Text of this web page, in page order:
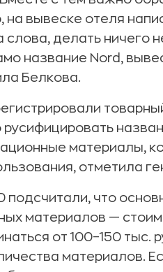
на вывеске отеля
делать ничего
название Nord,
Белкова.
материалы,
отметила
подсчитали, что
материалов —
от 100–150 тыс.
материалов.